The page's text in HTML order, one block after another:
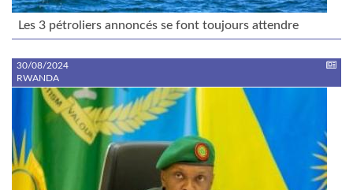
Les 3 pétroliers annoncés se font toujours attendre
30/08/2024
RWANDA